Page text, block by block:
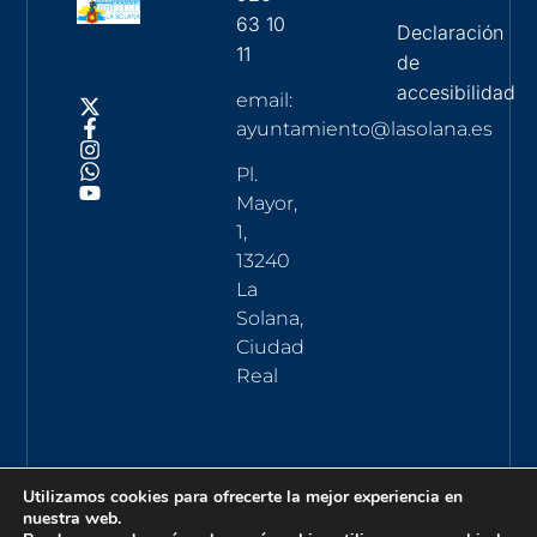
63 10
11
email:
ayuntamiento@lasolana.es
Pl.
Mayor,
1,
13240
La
Solana,
Ciudad
Real
Declaración
de
accesibilidad
Utilizamos cookies para ofrecerte la mejor experiencia en
nuestra web.